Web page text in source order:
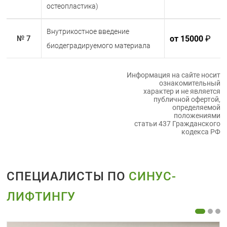
различные аутоиммунные болезни;
регенеративных способностей;
прием препаратов, подавляющих иммунитет;
Обстоятельства, при которых операцию следует
обострение различных ЛОР-заболеваний;
заболеваний;
остеопластика)
№ 7
Внутрикостное введение
биодеградируемого материала
от 15000₽
Информация на сайте носит
ознакомительный
характер и не является
публичной офертой,
определяемой
положениями
статьи 437 Гражданского
кодекса РФ
СПЕЦИАЛИСТЫ ПО СИНУС-
ЛИФТИНГУ